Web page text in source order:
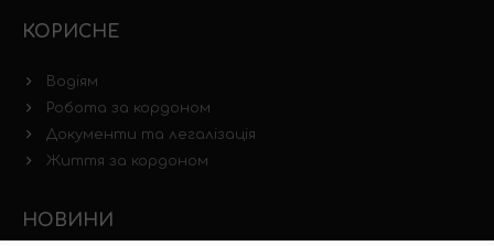
КОРИСНЕ
Водіям
Робота за кордоном
Документи та легалізація
Життя за кордоном
НОВИНИ